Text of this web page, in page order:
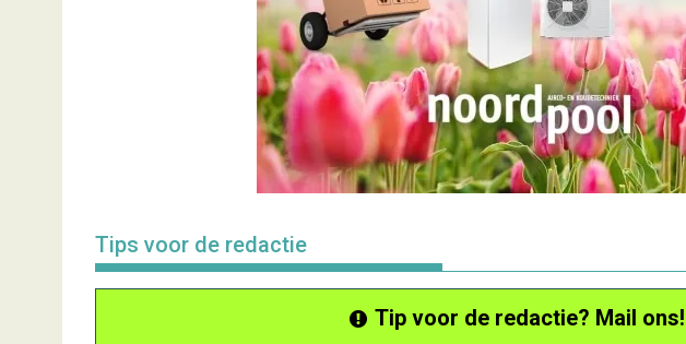
Tips voor de redactie
Tip voor de redactie? Mail ons!